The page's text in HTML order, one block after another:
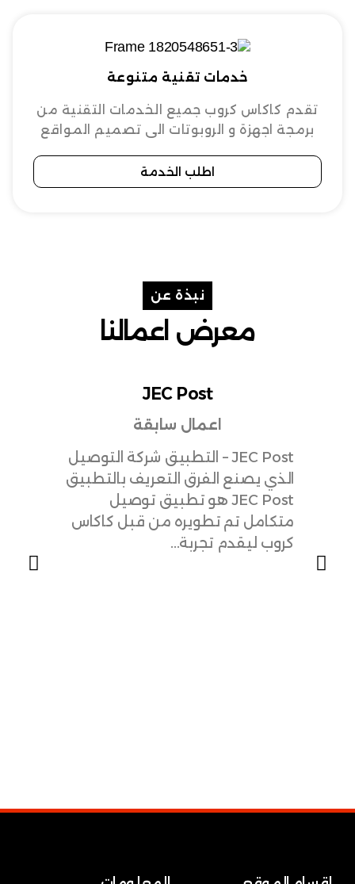
خدمات تقنية متنوعة
تقدم كاكاس كروب جميع الخدمات التقنية من
برمجة اجهزة و الروبوتات الى تصميم المواقع
اطلب الخدمة
نبذة عن
معرض اعمالنا
JEC Post
اعمال سابقة
JEC Post – التطبيق شركة التوصيل
الذي يصنع الفرق التعريف بالتطبيق
JEC Post هو تطبيق توصيل
متكامل تم تطويره من قبل كاكاس
كروب ليقدم تجربة...